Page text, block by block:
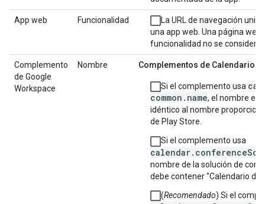
App web Funcionalidad
La URL de navegación
una app web. Una página web
funcionalidad no se considera
Complemento
de Google
Workspace
Nombre Complementos de Calendario
Si el complemento usa
common.name, el nombre en
idéntico al nombre
de Play Store.
Si el complemento usa
nombre de la solución de
debe contener "Calendario de
(Recomendado) Si el